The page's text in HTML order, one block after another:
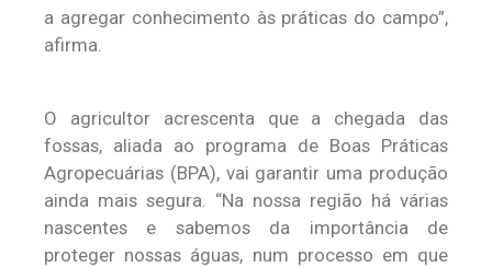
a agregar conhecimento às práticas do campo”,
afirma.
O agricultor acrescenta que a chegada das
fossas, aliada ao programa de Boas Práticas
Agropecuárias (BPA), vai garantir uma produção
ainda mais segura. “Na nossa região há várias
nascentes e sabemos da importância de
proteger nossas águas, num processo em que